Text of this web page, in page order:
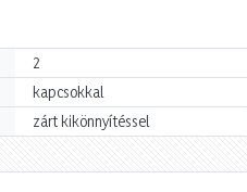
2
kapcsokkal
zárt kikönnyítéssel